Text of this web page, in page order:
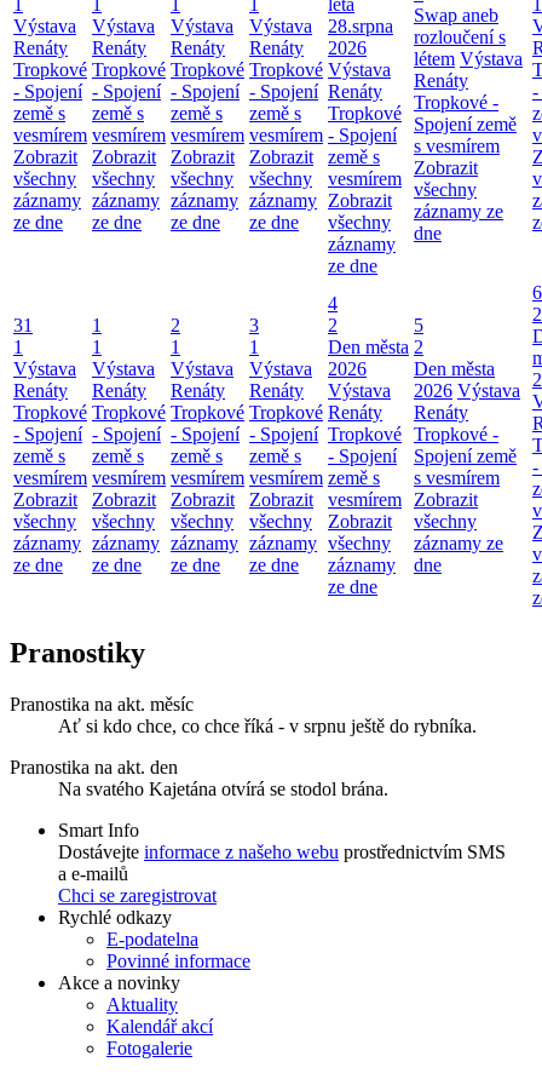
1
Výstava
Renáty
Tropkové
- Spojení
země s
vesmírem
Zobrazit
všechny
záznamy
ze dne
1
Výstava
Renáty
Tropkové
- Spojení
země s
vesmírem
Zobrazit
všechny
záznamy
ze dne
1
Výstava
Renáty
Tropkové
- Spojení
země s
vesmírem
Zobrazit
všechny
záznamy
ze dne
1
Výstava
Renáty
Tropkové
- Spojení
země s
vesmírem
Zobrazit
všechny
záznamy
ze dne
léta
28.srpna
2026
Výstava
Renáty
Tropkové
- Spojení
země s
vesmírem
Zobrazit
všechny
záznamy
ze dne
Swap aneb
rozloučení s
létem Výstava
Renáty
Tropkové -
Spojení země
s vesmírem
Zobrazit
všechny
záznamy ze
dne
1
-
31
1
Výstava
Renáty
Tropkové
- Spojení
země s
vesmírem
Zobrazit
všechny
záznamy
ze dne
1
1
Výstava
Renáty
Tropkové
- Spojení
země s
vesmírem
Zobrazit
všechny
záznamy
ze dne
2
1
Výstava
Renáty
Tropkové
- Spojení
země s
vesmírem
Zobrazit
všechny
záznamy
ze dne
3
1
Výstava
Renáty
Tropkové
- Spojení
země s
vesmírem
Zobrazit
všechny
záznamy
ze dne
4
2
Den města
2026
Výstava
Renáty
Tropkové
- Spojení
země s
vesmírem
Zobrazit
všechny
záznamy
ze dne
5
2
Den města
2026 Výstava
Renáty
Tropkové -
Spojení země
s vesmírem
Zobrazit
všechny
záznamy ze
dne
6
2
-
Pranostiky
Pranostika na akt. měsíc
Ať si kdo chce, co chce říká - v srpnu ještě do rybníka.
Pranostika na akt. den
Na svatého Kajetána otvírá se stodol brána.
Smart Info
Dostávejte informace z našeho webu prostřednictvím SMS
a e-mailů
Chci se zaregistrovat
Rychlé odkazy
E-podatelna
Povinné informace
Akce a novinky
Aktuality
Kalendář akcí
Fotogalerie